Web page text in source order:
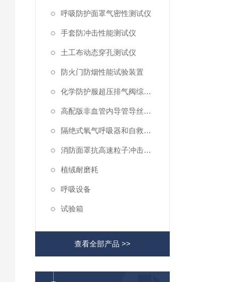
呼吸防护面罩气密性测试仪
手套防冲击性能测试仪
土工布动态穿孔测试仪
防火门防烟性能试验装置
化学防护服超压排气阀综合性测试仪
高配版非血管内导管导丝滑动性能测试仪
隔绝式氧气呼吸器和自救器二氧化碳吸收率及水分含量测试仪
消防面罩抗高速粒子冲击试验机
植绒耐磨耗
呼吸设备
试验箱
查看全部产品 >>